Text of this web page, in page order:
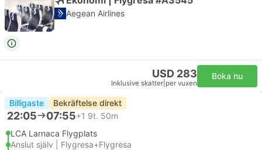
Aegean Airlines
USD 283
Inklusive skatter per vuxen
Boka nu
Billigaste Bekräftelse direkt
22:05 07:55+1 9t. 50m
LCA Larnaca Flygplats
Anslut själv | Flygresa+Flygresa